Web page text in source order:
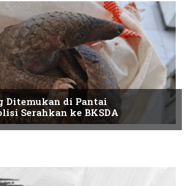
Ditemukan di Pantai
Serahkan ke BKSDA